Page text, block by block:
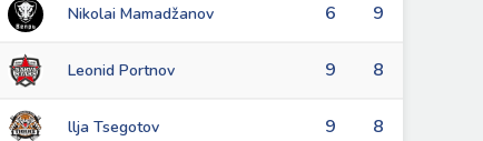
Nikolai Mamadžanov 6 9
Leonid Portnov 9 8
llja Tsegotov 9 8